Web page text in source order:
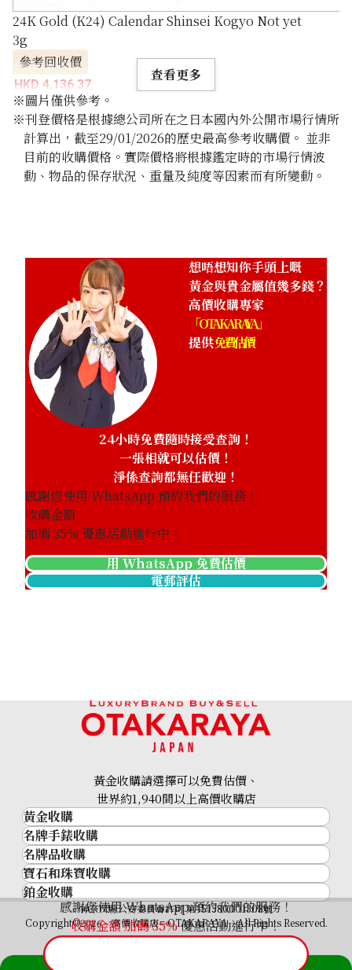
24K Gold (K24) Calendar Shinsei Kogyo Not yet
3g
參考回收價
HKD 4,136.37
查看更多
※圖片僅供參考。
※刊登價格是根據總公司所在之日本國內外公開市場行情所
計算出，截至29/01/2026的歷史最高參考收購價。 並非
目前的收購價格。實際價格將根據鑑定時的市場行情波
動、物品的保存狀況、重量及純度等因素而有所變動。
想唔想知你手頭上嘅
黃金與貴金屬值幾多錢？
高價收購專家
「OTAKARAYA」
提供免費估價
24小時免費隨時接受查詢！
一張相就可以估價！
淨係查詢都無任歡迎！
感謝您使用 WhatsApp 預約我們的服務！
收購金額
加碼35% 優惠活動進行中！
用 WhatsApp 免費估價
電郵評估
感謝您使用 WhatsApp 預約我們的服務！
收購金額 加碼35%優惠活動進行中！
黃金收購請選擇可以免費估價、
世界約1,940間以上高價收購店
黃金收購
黃金･金條
金條
金幣及銀幣
過去十年黃金價格
金飾
金戒指
金頸鍊
名牌手錶收購
名牌手錶收購
勞力士 (Rolex)
Patek Philippe
Audemars Piguet
Vacheron Constantin
A. Lange & Söhne
名牌品收購
名牌品收購
HERMES
LOUIS VUITTON
CHANEL
卡地亞（Cartier）
寶石和珠寶收購
寶石和珠寶
祖母綠
藍寶石
鉑金收購
神奈川縣公安委員會許可 第451380001308號
Copyright©2026 高價收購店—OTAKARAYA All Rights Reserved.